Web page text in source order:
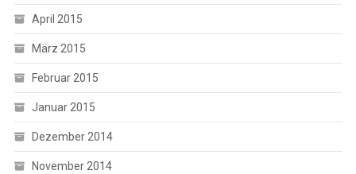
April 2015
März 2015
Februar 2015
Januar 2015
Dezember 2014
November 2014